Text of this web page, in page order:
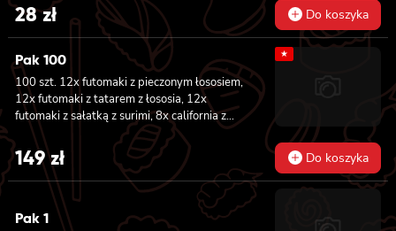
28zł Do koszyka
Pak 100
100 szt. 12x futomaki z pieczonym łososiem,
12x futomaki z tatarem z łososia, 12x
futomaki z sałatką z surimi, 8x california z
tuńczykiem, 8x california z pieczonym
łososiem, 8x california z krewetką w
tempurze, 8x maki z ogórkiem, 8x maki z
oshinko, 8x maki z surimi, 8x maki z łososiem,
8x maki z kanpyo
★
149zł Do koszyka
Pak 1